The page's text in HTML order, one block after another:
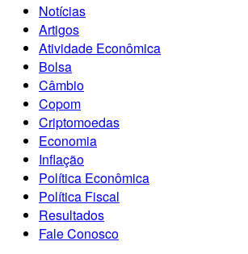
Notícias
Artigos
Atividade Econômica
Bolsa
Câmbio
Copom
Criptomoedas
Economia
Inflação
Política Econômica
Política Fiscal
Resultados
Fale Conosco